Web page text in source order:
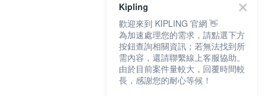
Kipling
歡迎來到 KIPLING 官網 👋
為加速處理您的需求，請點選下方
按鈕查詢相關資訊；若無法找到所
需內容，還請聯繫線上客服協助。
由於目前案件量較大，回覆時間較
長，感謝您的耐心等候！